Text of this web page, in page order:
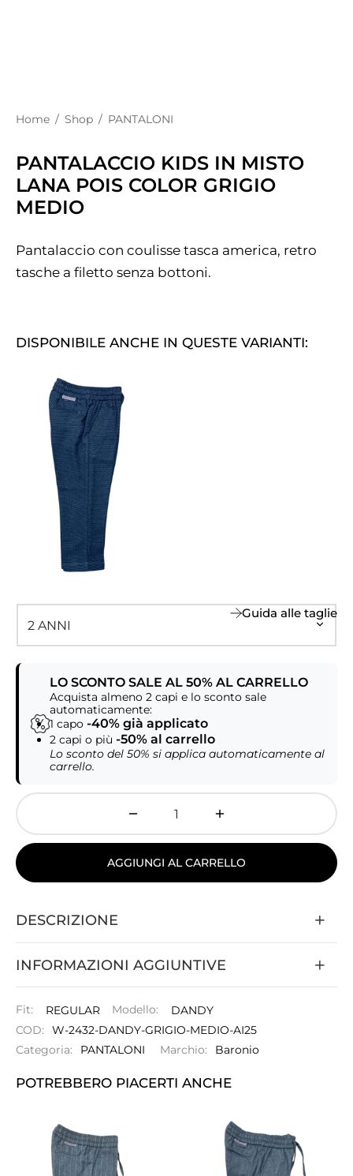
Home / Shop / PANTALONI
PANTALACCIO KIDS IN MISTO
LANA POIS COLOR GRIGIO
MEDIO
Pantalaccio con coulisse tasca america, retro
tasche a filetto senza bottoni.
DISPONIBILE ANCHE IN QUESTE VARIANTI:
Guida alle taglie
LO SCONTO SALE AL 50% AL CARRELLO
Acquista almeno 2 capi e lo sconto sale
automaticamente:
1 capo -40% già applicato
2 capi o più -50% al carrello
Lo sconto del 50% si applica automaticamente al
carrello.
AGGIUNGI AL CARRELLO
DESCRIZIONE
INFORMAZIONI AGGIUNTIVE
Fit: REGULAR Modello:
DANDY
COD:
W-2432-DANDY-GRIGIO-MEDIO-AI25
Categoria:
PANTALONI Marchio: Baronio
POTREBBERO PIACERTI ANCHE